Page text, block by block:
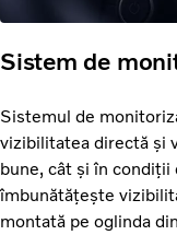
Sistem de
Sistemul de
vizibilitatea directă și
bune, cât și în condiții
îmbunătățește
montată pe oglinda